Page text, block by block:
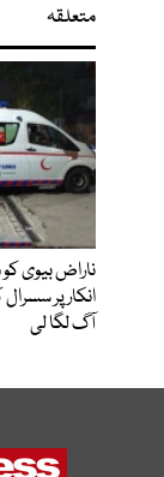
متعلقہ
ناراض بیوی کو
انکار پر
آگ لگا لی